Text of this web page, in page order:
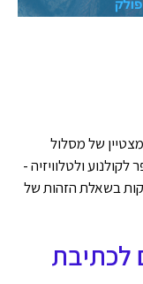
של מסלול
ולטלוויזיה -
בשאלת הזהות של
לכתיבת